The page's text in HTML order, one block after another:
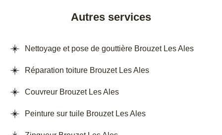
Autres services
Nettoyage et pose de gouttière Brouzet Les Ales
Réparation toiture Brouzet Les Ales
Couvreur Brouzet Les Ales
Peinture sur tuile Brouzet Les Ales